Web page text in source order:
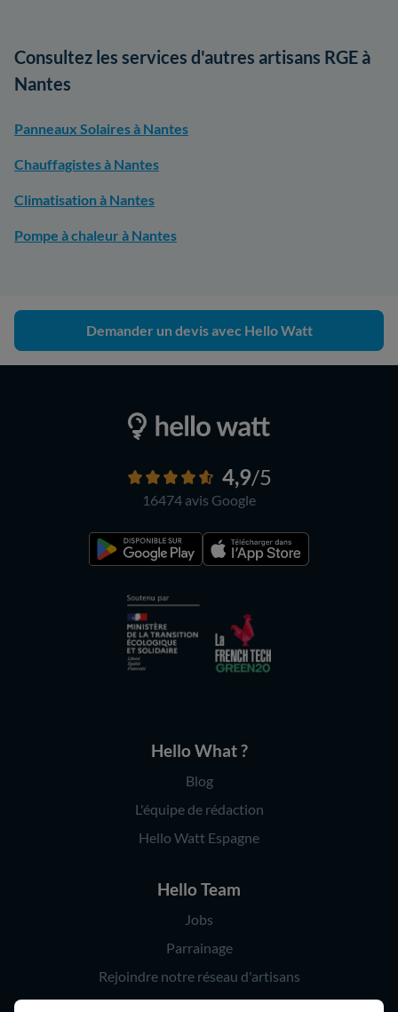
Consultez les services d'autres artisans RGE à
Nantes
Panneaux Solaires à Nantes
Chauffagistes à Nantes
Climatisation à Nantes
Pompe à chaleur à Nantes
Demander un devis avec Hello Watt
4,9/5
16474 avis Google
Hello What ?
Blog
L'équipe de rédaction
Hello Watt Espagne
Hello Team
Jobs
Parrainage
Rejoindre notre réseau d'artisans